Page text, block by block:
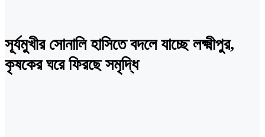
সূর্যমুখীর সোনালি হাসিতে বদলে যাচ্ছে লক্ষ্মীপুর,
কৃষকের ঘরে ফিরছে সমৃদ্ধি